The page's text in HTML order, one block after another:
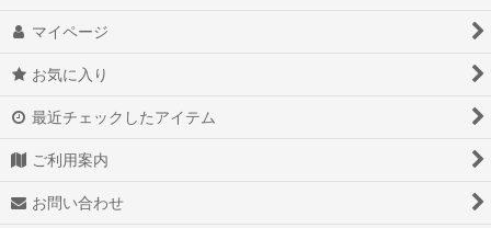
マイページ
お気に入り
最近チェックしたアイテム
ご利用案内
お問い合わせ